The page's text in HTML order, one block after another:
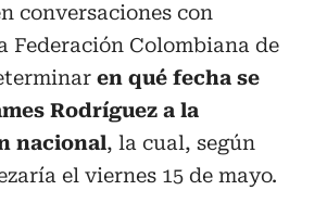
conversaciones con
Federación Colombiana de
en qué fecha se
Rodríguez a la
nacional, la cual, según
el viernes 15 de mayo.